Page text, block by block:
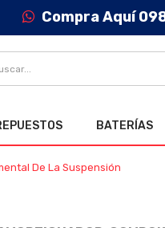
Compra Aquí
BATERÍAS
De La Suspensión